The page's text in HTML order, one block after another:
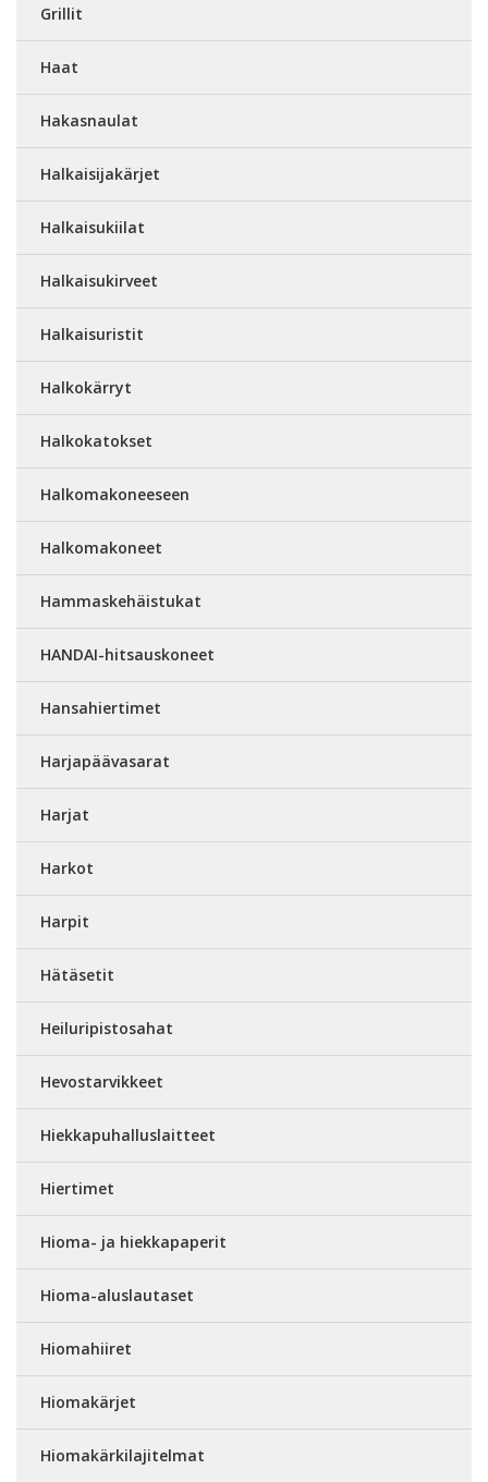
Grillit
Haat
Hakasnaulat
Halkaisijakärjet
Halkaisukiilat
Halkaisukirveet
Halkaisuristit
Halkokärryt
Halkokatokset
Halkomakoneeseen
Halkomakoneet
Hammaskehäistukat
HANDAI-hitsauskoneet
Hansahiertimet
Harjapäävasarat
Harjat
Harkot
Harpit
Hätäsetit
Heiluripistosahat
Hevostarvikkeet
Hiekkapuhalluslaitteet
Hiertimet
Hioma- ja hiekkapaperit
Hioma-aluslautaset
Hiomahiiret
Hiomakärjet
Hiomakärkilajitelmat